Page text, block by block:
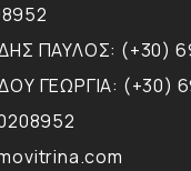
ΠΑΥΛΟΣ: (+30)
ΓΕΩΡΓΙΑ: (+30)